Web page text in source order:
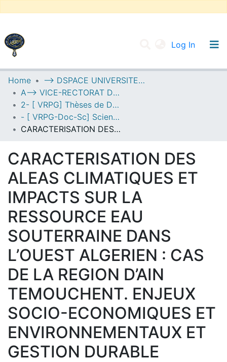
Log In
UNIVERSITY OF D.L SIDI BEL ABBES
Communities & Collections
All of DSpace
Statistics
Home
--> DSPACE UNIVERSITE DJILALLI LIABES DE SIDI BEL ABBES
A--> VICE-RECTORAT DE LA POST-GRADUATION
2- [ VRPG] Thèses de Doctorat en Sciences
- [ VRPG-Doc-Sc] Sciences de l'environnement --- علوم المحيط
CARACTERISATION DES ALEAS CLIMATIQUES ET IMPACTS SUR LA RESSOURCE EAU SOUTERRAINE DANS L’OUEST ALGERIEN : CAS DE LA REGION D’AIN TEMOUCHENT. ENJEUX SOCIO-ECONOMIQUES ET ENVIRONNEMENTAUX ET GESTION DURABLE
CARACTERISATION DES
ALEAS CLIMATIQUES ET
IMPACTS SUR LA
RESSOURCE EAU
SOUTERRAINE DANS
L’OUEST ALGERIEN : CAS
DE LA REGION D’AIN
TEMOUCHENT. ENJEUX
SOCIO-ECONOMIQUES ET
ENVIRONNEMENTAUX ET
GESTION DURABLE